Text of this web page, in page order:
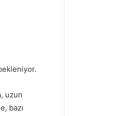
uzun
bazı